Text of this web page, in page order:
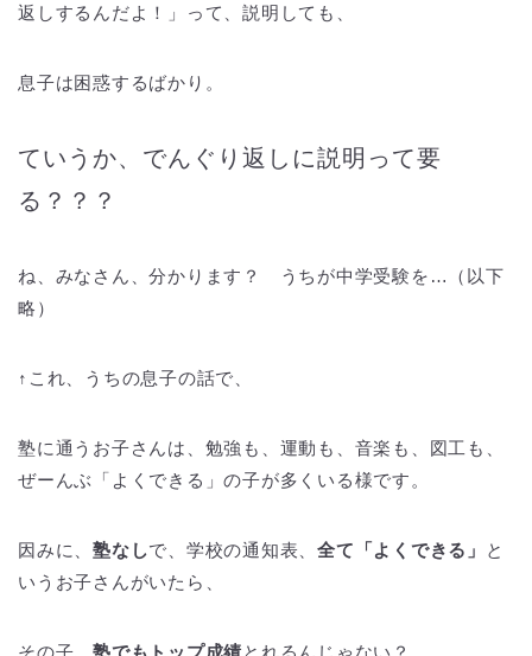
返しするんだよ！」って、説明しても、
息子は困惑するばかり。
ていうか、でんぐり返しに説明って要
る？？？
ね、みなさん、分かります？ うちが中学受験を…（以下
略）
↑これ、うちの息子の話で、
塾に通うお子さんは、勉強も、運動も、音楽も、図工も、
ぜーんぶ「よくできる」の子が多くいる様です。
因みに、塾なしで、学校の通知表、全て「よくできる」
と
いうお子さんがいたら、
その子、塾でもトップ成績とれるんじゃない？